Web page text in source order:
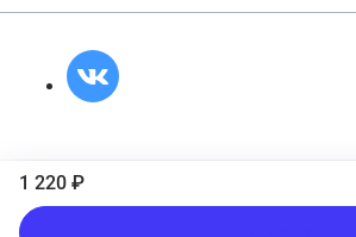
1 220 ₽